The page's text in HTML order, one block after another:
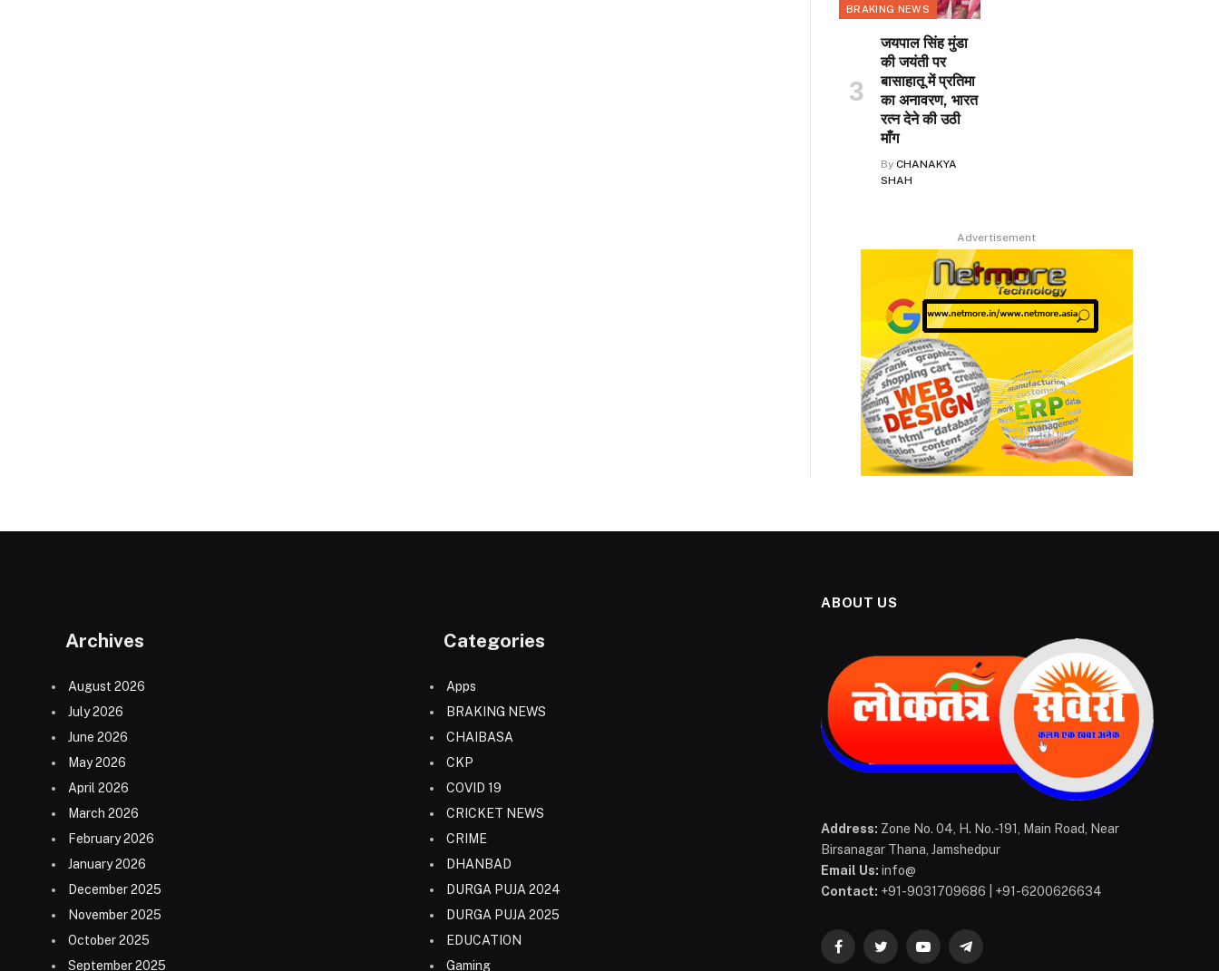
BRAKING NEWS
जयपाल सिंह मुंडा
की जयंती पर
बासाहातू में प्रतिमा
का अनावरण, भारत
रत्न देने की उठी
माँग
By CHANAKYA
SHAH
Advertisement
Archives
August 2026
July 2026
June 2026
May 2026
April 2026
March 2026
February 2026
January 2026
December 2025
November 2025
October 2025
September 2025
Categories
Apps
BRAKING NEWS
CHAIBASA
CKP
COVID 19
CRICKET NEWS
CRIME
DHANBAD
DURGA PUJA 2024
DURGA PUJA 2025
EDUCATION
Gaming
ABOUT US
Address: Zone No. 04, H. No.-191, Main Road, Near
Birsanagar Thana, Jamshedpur
Email Us: info@
Contact: +91-9031709686 | +91-6200626634
FacebookTwitterYouTubeTelegram